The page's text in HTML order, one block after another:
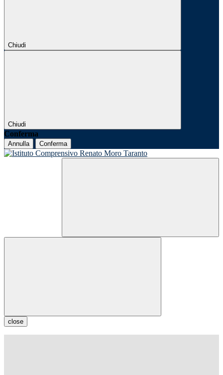
Chiudi
Chiudi
Conferma
Annulla Conferma
close